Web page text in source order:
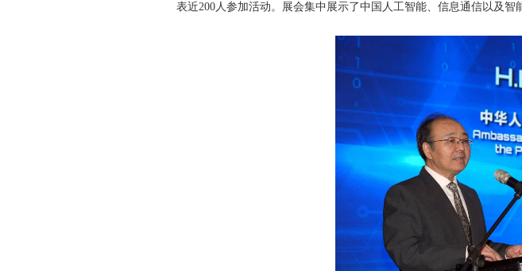
表近200人参加活动。展会集中展示了中国人工智能、信息通信以及智